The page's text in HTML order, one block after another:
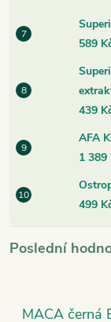
589
439
AFA
1 389
499
Poslední
MACA černá